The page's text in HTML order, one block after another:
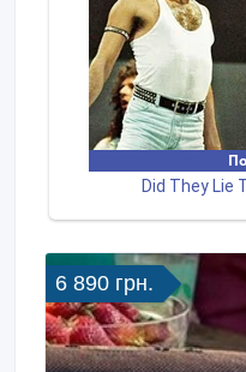
6 890 грн.